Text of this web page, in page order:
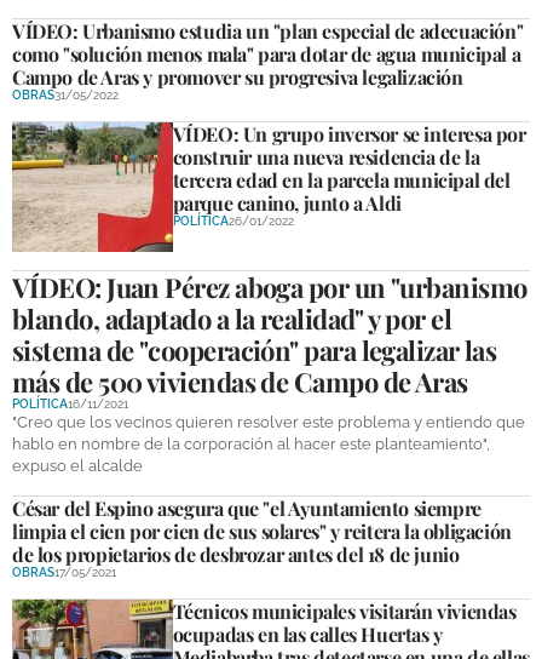
VÍDEO: Urbanismo estudia un "plan especial de adecuación"
como "solución menos mala" para dotar de agua municipal a
Campo de Aras y promover su progresiva legalización
OBRAS31/05/2022
VÍDEO: Un grupo inversor se interesa por
construir una nueva residencia de la
tercera edad en la parcela municipal del
parque canino, junto a Aldi
POLÍTICA26/01/2022
VÍDEO: Juan Pérez aboga por un "urbanismo
blando, adaptado a la realidad" y por el
sistema de "cooperación" para legalizar las
más de 500 viviendas de Campo de Aras
POLÍTICA16/11/2021
"Creo que los vecinos quieren resolver este problema y entiendo que
hablo en nombre de la corporación al hacer este planteamiento",
expuso el alcalde
César del Espino asegura que "el Ayuntamiento siempre
limpia el cien por cien de sus solares" y reitera la obligación
de los propietarios de desbrozar antes del 18 de junio
OBRAS17/05/2021
Técnicos municipales visitarán viviendas
ocupadas en las calles Huertas y